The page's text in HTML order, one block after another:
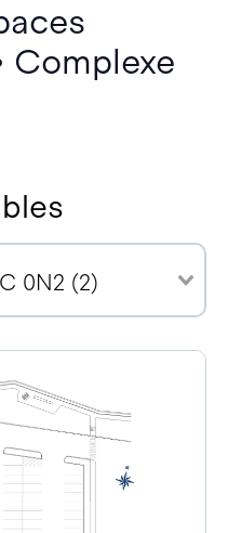
Complexe
0N2 (2)